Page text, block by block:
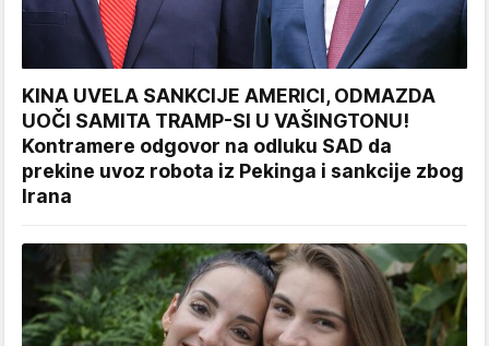
KINA UVELA SANKCIJE AMERICI, ODMAZDA
UOČI SAMITA TRAMP-SI U VAŠINGTONU!
Kontramere odgovor na odluku SAD da
prekine uvoz robota iz Pekinga i sankcije zbog
Irana